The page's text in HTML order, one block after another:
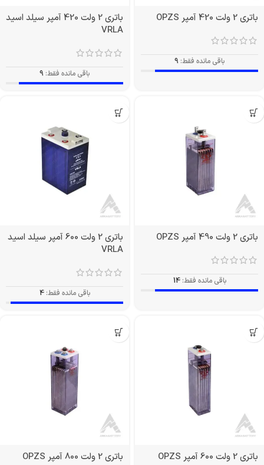
باتری 2 ولت 420 آمپر OPZS
باقی مانده فقط: 9
باتری 2 ولت 420 آمپر سیلد اسید
VRLA
باقی مانده فقط: 9
باتری 2 ولت 490 آمپر OPZS
باقی مانده فقط: 14
باتری 2 ولت 600 آمپر سیلد اسید
VRLA
باقی مانده فقط: 4
باتری 2 ولت 600 آمپر OPZS باتری 2 ولت 800 آمپر OPZS